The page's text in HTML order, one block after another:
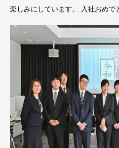
楽しみにしています。 入社おめで